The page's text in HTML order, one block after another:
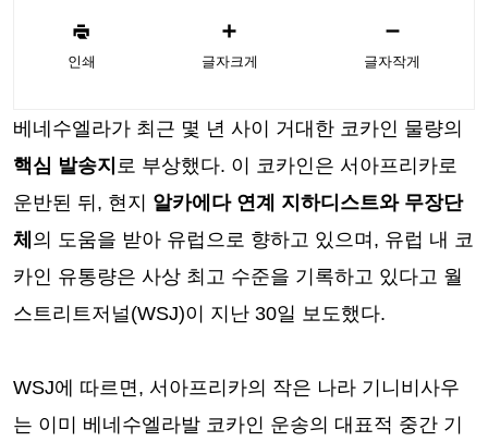
인쇄 글자크게 글자작게
베네수엘라가 최근 몇 년 사이 거대한 코카인 물량의
핵심 발송지 로 부상했다. 이 코카인은 서아프리카로
운반된 뒤, 현지 알카에다 연계 지하디스트와 무장단
체 의 도움을 받아 유럽으로 향하고 있으며, 유럽 내 코
카인 유통량은 사상 최고 수준을 기록하고 있다고 월
스트리트저널(WSJ)이 지난 30일 보도했다.
WSJ에 따르면, 서아프리카의 작은 나라 기니비사우
는 이미 베네수엘라발 코카인 운송의 대표적 중간 기